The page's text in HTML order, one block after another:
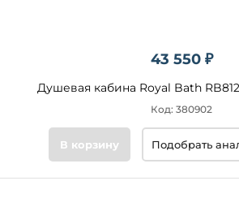
43 550 ₽
Душевая кабина Royal Bath
Код: 380902
В корзину Подобрать